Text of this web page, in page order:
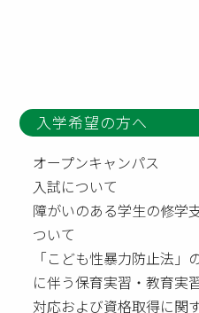
入学希望の方へ
オープンキャンパス
入試について
障がいのある学生の修学
ついて
「こども性暴力防止法」
に伴う保育実習・教育実
対応および資格取得に関